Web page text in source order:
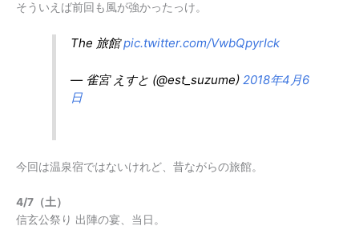
そういえば前回も風が強かったっけ。
The 旅館pic.twitter.com/VwbQpyrIck
— 雀宮 えすと (@est_suzume) 2018年4月6
日
今回は温泉宿ではないけれど、昔ながらの旅館。
4/7（土）
信玄公祭り 出陣の宴、当日。